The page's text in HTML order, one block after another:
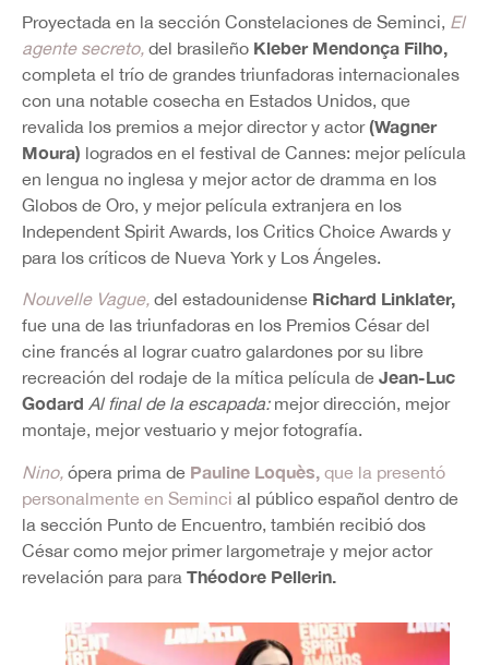
Proyectada en la sección Constelaciones de Seminci, El
agente secreto, del brasileño Kleber Mendonça Filho,
completa el trío de grandes triunfadoras internacionales
con una notable cosecha en Estados Unidos, que
revalida los premios a mejor director y actor(Wagner
Moura) logrados en el festival de Cannes: mejor película
en lengua no inglesa y mejor actor de dramma en los
Globos de Oro, y mejor película extranjera en los
Independent Spirit Awards, los Critics Choice Awards y
para los críticos de Nueva York y Los Ángeles.
Nouvelle Vague, del estadounidense Richard Linklater,
fue una de las triunfadoras en los Premios César del
cine francés al lograr cuatro galardones por su libre
recreación del rodaje de la mítica película de Jean-Luc
Godard Al final de la escapada:mejor dirección, mejor
montaje, mejor vestuario y mejor fotografía.
Nino, ópera prima de Pauline Loquès, que la presentó
personalmente en Seminci al público español dentro de
la sección Punto de Encuentro, también recibió dos
César como mejor primer largometraje y mejor actor
revelación para para Théodore Pellerin.